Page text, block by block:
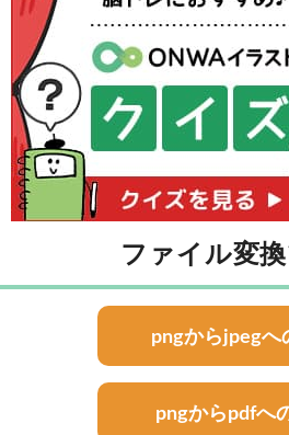
ファイル変
pngからjpegへ
pngからpdfへ